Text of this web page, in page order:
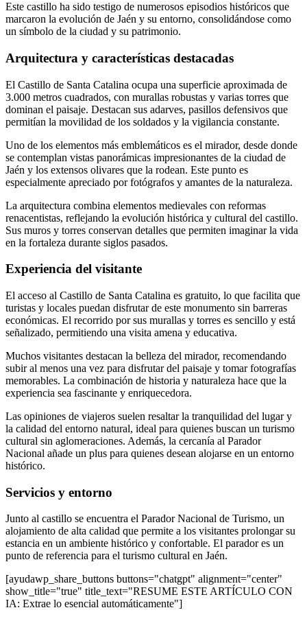
Este castillo ha sido testigo de numerosos episodios históricos que
marcaron la evolución de Jaén y su entorno, consolidándose como
un símbolo de la ciudad y su patrimonio.
Arquitectura y características destacadas
El Castillo de Santa Catalina ocupa una superficie aproximada de
3.000 metros cuadrados, con murallas robustas y varias torres que
dominan el paisaje. Destacan sus adarves, pasillos defensivos que
permitían la movilidad de los soldados y la vigilancia constante.
Uno de los elementos más emblemáticos es el mirador, desde donde
se contemplan vistas panorámicas impresionantes de la ciudad de
Jaén y los extensos olivares que la rodean. Este punto es
especialmente apreciado por fotógrafos y amantes de la naturaleza.
La arquitectura combina elementos medievales con reformas
renacentistas, reflejando la evolución histórica y cultural del castillo.
Sus muros y torres conservan detalles que permiten imaginar la vida
en la fortaleza durante siglos pasados.
Experiencia del visitante
El acceso al Castillo de Santa Catalina es gratuito, lo que facilita que
turistas y locales puedan disfrutar de este monumento sin barreras
económicas. El recorrido por sus murallas y torres es sencillo y está
señalizado, permitiendo una visita amena y educativa.
Muchos visitantes destacan la belleza del mirador, recomendando
subir al menos una vez para disfrutar del paisaje y tomar fotografías
memorables. La combinación de historia y naturaleza hace que la
experiencia sea fascinante y enriquecedora.
Las opiniones de viajeros suelen resaltar la tranquilidad del lugar y
la calidad del entorno natural, ideal para quienes buscan un turismo
cultural sin aglomeraciones. Además, la cercanía al Parador
Nacional añade un plus para quienes desean alojarse en un entorno
histórico.
Servicios y entorno
Junto al castillo se encuentra el Parador Nacional de Turismo, un
alojamiento de alta calidad que permite a los visitantes prolongar su
estancia en un ambiente histórico y confortable. El parador es un
punto de referencia para el turismo cultural en Jaén.
[ayudawp_share_buttons buttons="chatgpt" alignment="center"
show_title="true" title_text="RESUME ESTE ARTÍCULO CON
IA: Extrae lo esencial automáticamente"]